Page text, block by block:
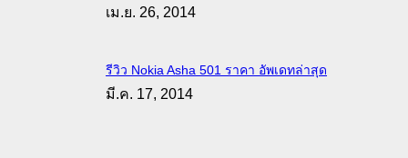
เม.ย. 26, 2014
รีวิว Nokia Asha 501 ราคา อัพเดทล่าสุด
มี.ค. 17, 2014